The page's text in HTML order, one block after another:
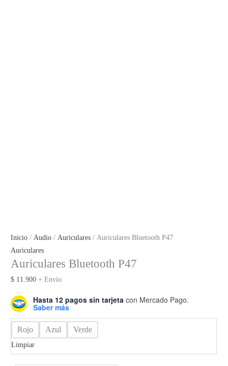
Inicio /Audio /Auriculares / Auriculares Bluetooth P47
Auriculares
Auriculares Bluetooth P47
$ 11.900 + Envío
Hasta 12 pagos sin tarjeta con Mercado Pago.
Saber más
Rojo Azul Verde
Limpiar